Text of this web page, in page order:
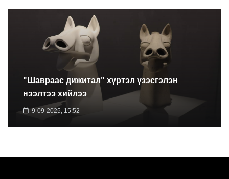
"Шавраас дижитал" хүртэл үзэсгэлэн
нээлтээ хийлээ
9-09-2025, 15:52